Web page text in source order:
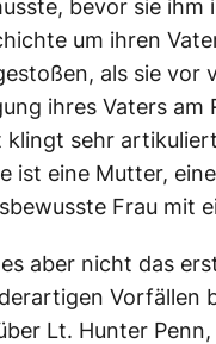
bevor sie
um ihren
als sie
ihres Vaters
klingt sehr
ist eine Mutter,
Frau mit
aber nicht das
Vorfällen
Lt. Hunter